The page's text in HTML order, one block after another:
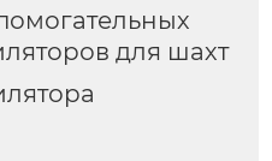
для шахт